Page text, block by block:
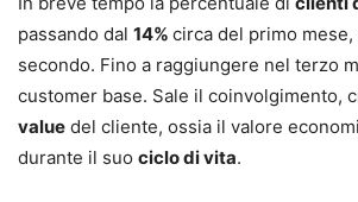
passando dal 14% circa del primo mese,
secondo. Fino a raggiungere nel terzo
customer base. Sale il coinvolgimento,
value del cliente, ossia il valore
durante il suo ciclo di vita.